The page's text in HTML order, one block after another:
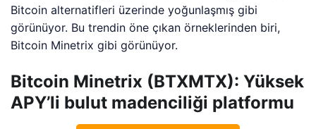
Bitcoin alternatifleri üzerinde yoğunlaşmış gibi
görünüyor. Bu trendin öne çıkan örneklerinden biri,
Bitcoin Minetrix gibi görünüyor.
Bitcoin Minetrix (BTXMTX): Yüksek
APY’li bulut madenciliği platformu